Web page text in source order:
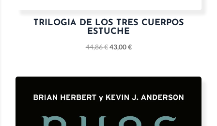
TRILOGIA DE LOS TRES CUERPOS
ESTUCHE
44,86€ 43,00€